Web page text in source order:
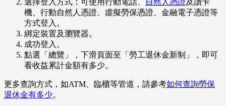
選擇登入方式：可使用行動電話、 自然人憑證及讀卡
機、行動自然人憑證、虛擬勞保憑證、金融電子憑證等
方式登入。
綁定裝置及瀏覽器。
成功登入。
點選「總覽」，下滑頁面至「勞工退休金新制」，即可
看收益累計金額有多少。
更多查詢方式，如ATM、臨櫃等管道，請參考如何查詢勞保
退休金有多少。